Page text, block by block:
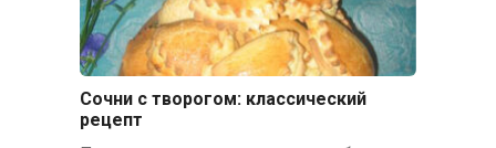
Сочни с творогом: классический
рецепт